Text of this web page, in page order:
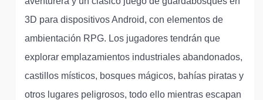
3D para dispositivos Android, con elementos de
ambientación RPG. Los jugadores tendrán que
explorar emplazamientos industriales abandonados,
castillos místicos, bosques mágicos, bahías piratas y
otros lugares peligrosos, todo ello mientras escapan